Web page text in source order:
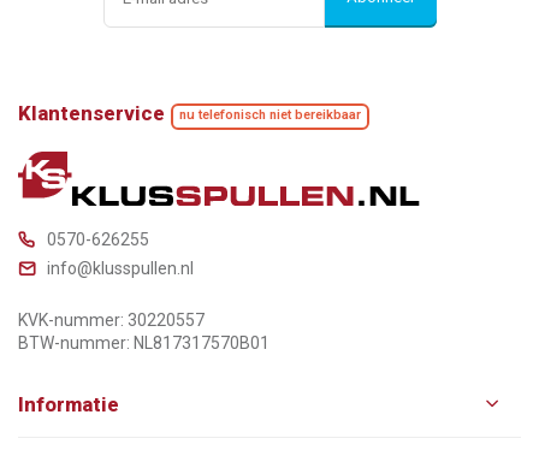
Klantenservice nu telefonisch niet bereikbaar
0570-626255
info@klusspullen.nl
KVK-nummer: 30220557
BTW-nummer: NL817317570B01
Informatie